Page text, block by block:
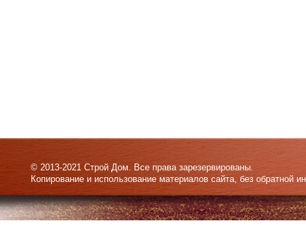
© 2013-2021 Строй Дом. Все права зарезервированы.
Копирование и использование материалов сайта, без обратной